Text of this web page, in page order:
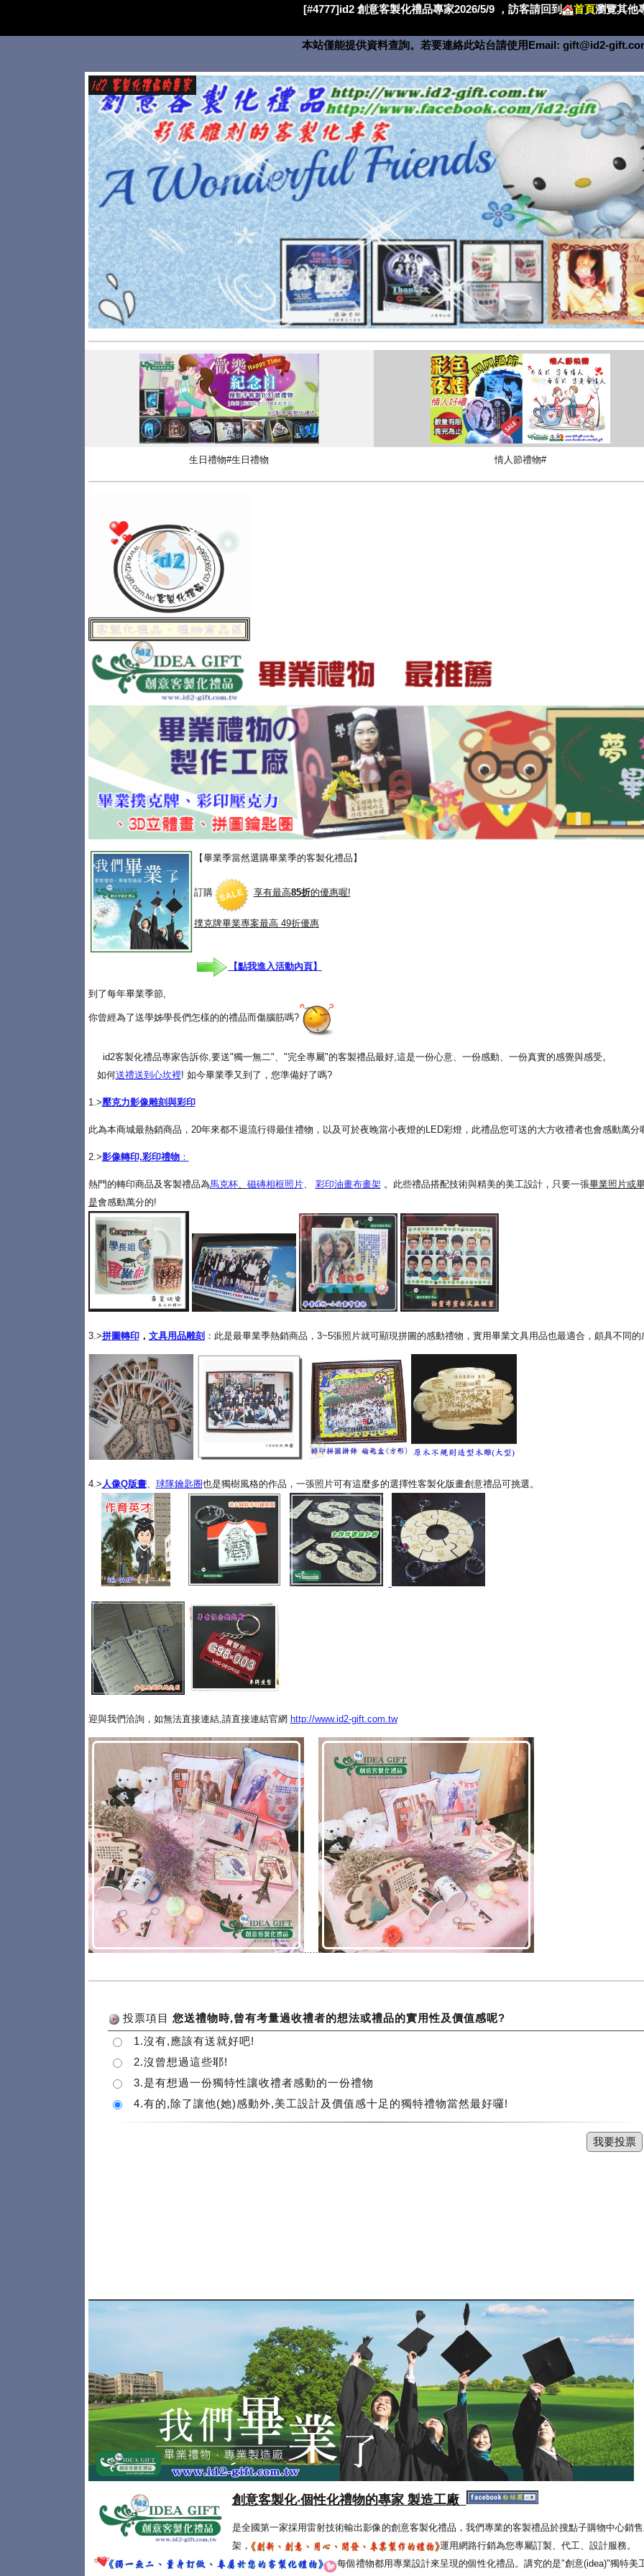
[#4777]id2 創意客製化禮品專家2026/5/9 ，訪客請回到 首頁瀏覽其他
本站僅能提供資料查詢。若要連絡此站台請使用Email: gift@id2-
生日禮物#生日禮物 情人節禮物#
【畢業季當然選購畢業季的客製化禮品】
訂購 享有最高85折的優惠喔!
撲克牌畢業專案最高 49折優惠
【點我進入活動內頁】
到了每年畢業季節,
你曾經為了送學姊學長們怎樣的的禮品而傷腦筋嗎?
id2客製化禮品專家告訴你,要送"獨一無二"、"完全專屬"的客製禮品最好,這是一份心意、一份感動、一份真實的感覺與感受。
如何送禮送到心坎裡! 如今畢業季又到了，您準備好了嗎?
1.>壓克力影像雕刻與彩印
此為本商城最熱銷商品，20年來都不退流行得最佳禮物，以及可於夜晚當小夜燈的LED彩燈，此禮品您可送的大方收禮者也會感動萬分
2.>影像轉印,彩印禮物：
熱門的轉印商品及客製禮品為馬克杯、 磁磚相框照片、 彩印油畫布畫架 。此些禮品搭配技術與精美的美工設計，只要一張畢業照片或
是會感動萬分的!
3.>拼圖轉印， 文具用品雕刻 ：此是最畢業季熱銷商品，3~5張照片就可顯現拼圖的感動禮物，實用畢業文具用品也最適合，頗具不同
4.> 人像Q版畫、 球隊鑰匙圈也是獨樹風格的作品，一張照片可有這麼多的選擇性客製化版畫創意禮品可挑選。
迎與我們洽詢，如無法直接連結,請直接連結官網 http://www.id2-gift.com.tw
.....
創意客製化‧個性化禮物的專家 製造工廠
是全國第一家採用雷射技術輸出影像的創意客製化禮品，我們專業的客製禮品於搜點子購物中心銷
架，
運用網路行銷為您專屬訂製、代工、設計服務。
每個禮物都用專業設計來呈現的個性化禮品。講究的是"創意(idea)"獨特美